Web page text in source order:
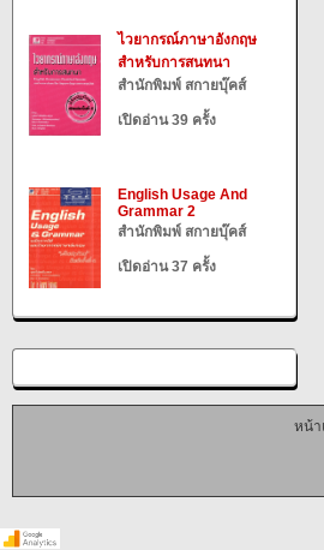
ไวยากรณ์ภาษาอังกฤษ
สำหรับการสนทนา
สำนักพิมพ์ สกายบุ๊คส์
เปิดอ่าน 39 ครั้ง
English Usage And
Grammar 2
สำนักพิมพ์ สกายบุ๊คส์
เปิดอ่าน 37 ครั้ง
หน้า